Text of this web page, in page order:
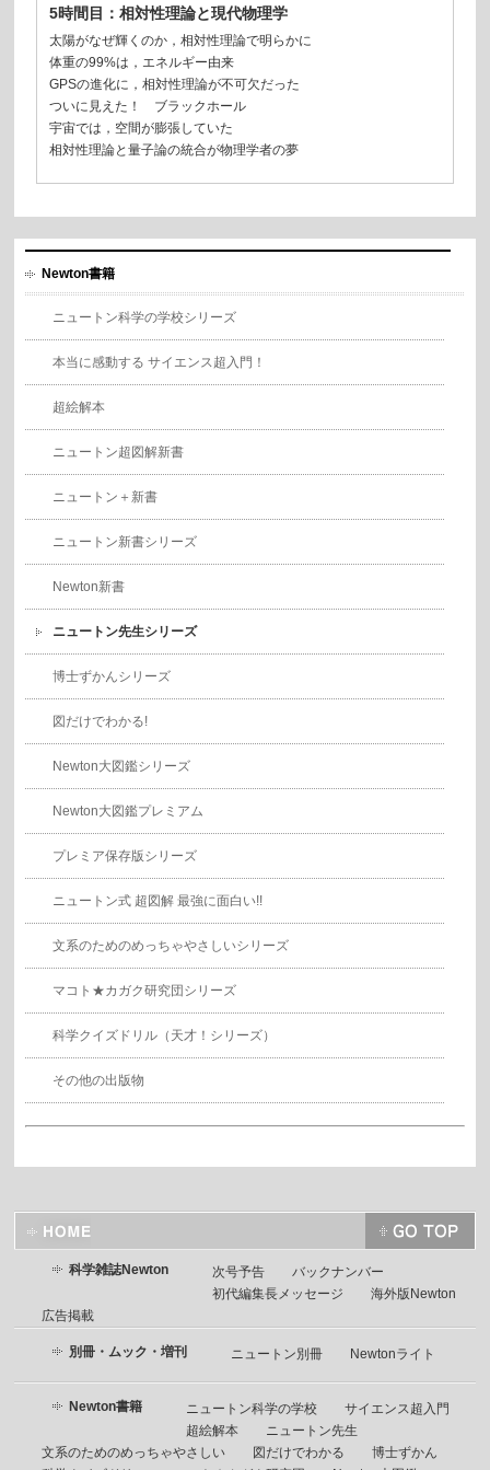
5時間目：相対性理論と現代物理学
太陽がなぜ輝くのか，相対性理論で明らかに
体重の99%は，エネルギー由来
GPSの進化に，相対性理論が不可欠だった
ついに見えた！ ブラックホール
宇宙では，空間が膨張していた
相対性理論と量子論の統合が物理学者の夢
Newton書籍
ニュートン科学の学校シリーズ
本当に感動する サイエンス超入門！
超絵解本
ニュートン超図解新書
ニュートン＋新書
ニュートン新書シリーズ
Newton新書
ニュートン先生シリーズ
博士ずかんシリーズ
図だけでわかる!
Newton大図鑑シリーズ
Newton大図鑑プレミアム
プレミア保存版シリーズ
ニュートン式 超図解 最強に面白い!!
文系のためのめっちゃやさしいシリーズ
マコト★カガク研究団シリーズ
科学クイズドリル（天才！シリーズ）
その他の出版物
科学雑誌Newton 次号予告
バックナンバー
初代編集長メッセージ
海外版Newton
広告掲載
別冊・ムック・増刊 ニュートン別冊 Newtonライト
Newton書籍 ニュートン科学の学校
サイエンス超入門
超絵解本
ニュートン先生
文系のためのめっちゃやさしい
図だけでわかる
博士ずかん